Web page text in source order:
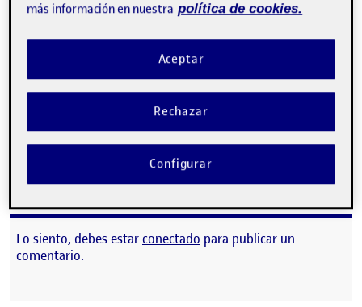
Publicado porInvestigación Tipográfica
Fecha de publicacióncomentario
PEC 1. Investigación tipográfica
Lo siento, debes estarconectado para publicar un
comentario.
más información en nuestra política de cookies.
Rechazar
Aceptar
Configurar